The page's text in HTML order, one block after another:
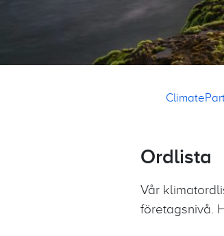
Ordlista
Vår
företagsnivå.